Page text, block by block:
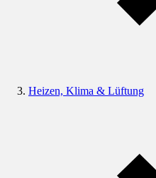
Heizen, Klima & Lüftung